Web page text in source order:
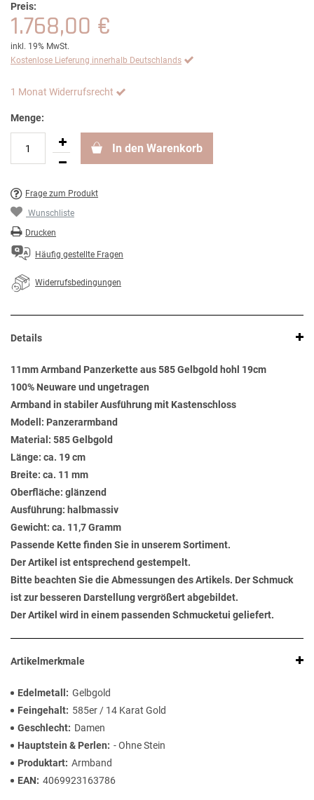
Preis:
1.768,00 €
inkl. 19% MwSt.
Kostenlose Lieferung innerhalb Deutschlands
1 Monat Widerrufsrecht
Menge:
In den Warenkorb
Frage zum Produkt
Wunschliste
Drucken
Häufig gestellte Fragen
Widerrufsbedingungen
Details
11mm Armband Panzerkette aus 585 Gelbgold hohl 19cm
100% Neuware und ungetragen
Armband in stabiler Ausführung mit Kastenschloss
Modell: Panzerarmband
Material: 585 Gelbgold
Länge: ca. 19 cm
Breite: ca. 11 mm
Oberfläche: glänzend
Ausführung: halbmassiv
Gewicht: ca. 11,7 Gramm
Passende Kette finden Sie in unserem Sortiment.
Der Artikel ist entsprechend gestempelt.
Bitte beachten Sie die Abmessungen des Artikels. Der Schmuck
ist zur besseren Darstellung vergrößert abgebildet.
Der Artikel wird in einem passenden Schmucketui geliefert.
Artikelmerkmale
Edelmetall
Gelbgold
Feingehalt
585er / 14 Karat Gold
Geschlecht
Damen
Hauptstein & Perlen
- Ohne Stein
Produktart Armband
EAN
4069923163786